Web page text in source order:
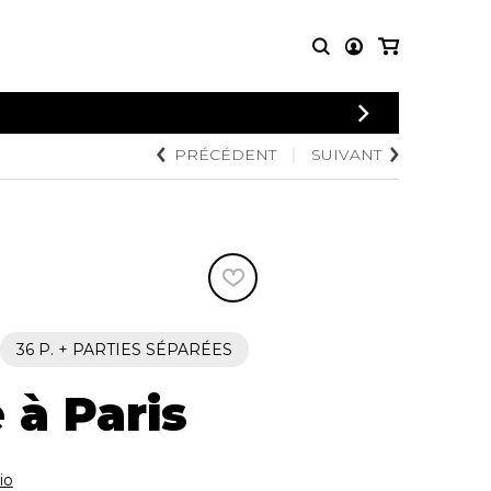
CONNEXION
PARTITIONS
POUR
Quatuor de saxophones
AUTRES
PRODUITS
Disques compacts et
DVDs
PRÉCÉDENT SUIVANT
36 P. + PARTIES SÉPARÉES
Paris